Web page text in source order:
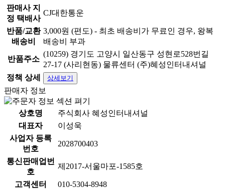
판매사 지
정 택배사
CJ대한통운
반품/교환
배송비
3,000원 (편도) - 최초 배송비가 무료인 경우, 왕복
배송비 부과
반품주소
(10259) 경기도 고양시 일산동구 성현로528번길
27-17 (사리현동) 물류센터 (주)혜성인터내셔널
정책 상세
상세보기
판매자 정보
상호명
주식회사 혜성인터내셔널
대표자
이성욱
사업자 등록
번호
2028700403
통신판매업번
호
제2017-서울마포-1585호
고객센터
010-5304-8948